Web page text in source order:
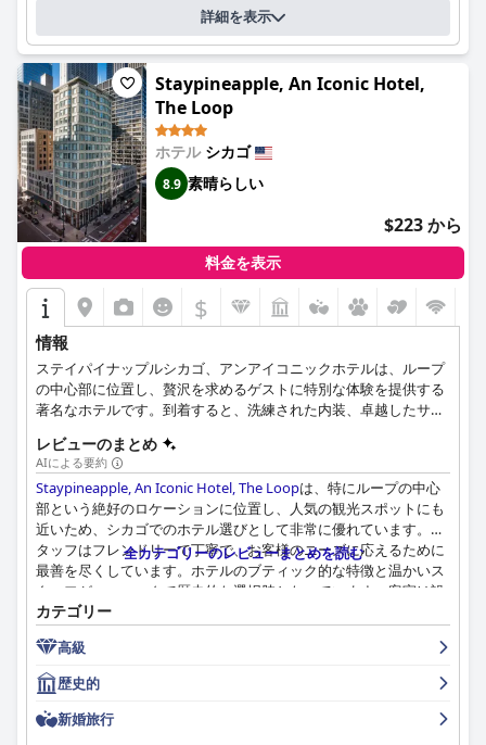
詳細を表示
Staypineapple, An Iconic Hotel,
The Loop
ホテル シカゴ
8.9 素晴らしい
$223 から
料金を表示
$
情報
ステイパイナップルシカゴ、アンアイコニックホテルは、ループ
の中心部に位置し、贅沢を求めるゲストに特別な体験を提供する
著名なホテルです。到着すると、洗練された内装、卓越したサー
声を高めています。客室は、モダンとクラシックが調和したスタ
イルで、豪華な寝具、広々としたバスルーム、無料の室内コーヒ
ー・紅茶、高速Wi-Fi、心地よいローブと個別の羽毛布団を備えた
ネイキッド・エクスペリエンスなど、便利な施設が充実していま
す。また、受賞歴のあるレストラン「アトウッド」では、季節の
アメリカ料理と手作りカクテルをお楽しみいただけます。よりリ
ラックスしてお食事をお楽しみいただくために、Staypineapple
ざまな欲求にお応えしています。
レビューのまとめ
AIによる要約
Staypineapple, An Iconic Hotel, The Loopは、特にループの中心
部という絶好のロケーションに位置し、人気の観光スポットにも
近いため、シカゴでのホテル選びとして非常に優れています。ス
タッフはフレンドリーで丁寧で、お客様のニーズに応えるために
最善を尽くしています。ホテルのブティック的な特徴と温かいス
タッフが、ユニークで歴史的な選択肢となっています。客室は設
備の整った、居心地の良い静かな空間で、素敵な現代的なスタイ
リングとオリジナルのアールデコの特徴が組み合わされていま
す。ホテルは特に清潔さが際立っており、多くのゲストが今まで
宿泊した中で最も清潔な部屋だったと述べています。朝食と夕食
のオプションは美味しく、手頃な価格ですが、朝食には予約と料
金が必要です。ベッドは特に快適で、最高品質の寝具が使用され
全カテゴリーのレビューまとめを読む
カテゴリー
高級
歴史的
新婚旅行